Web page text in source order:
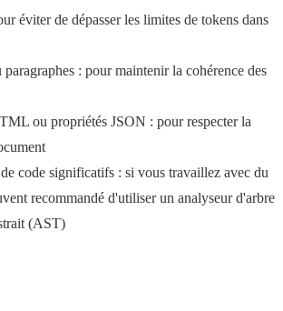
éviter de dépasser les limites de tokens dans
paragraphes : pour maintenir la cohérence des
ou propriétés JSON : pour respecter la
code significatifs : si vous travaillez avec du
recommandé d'utiliser un analyseur d'arbre
(AST)